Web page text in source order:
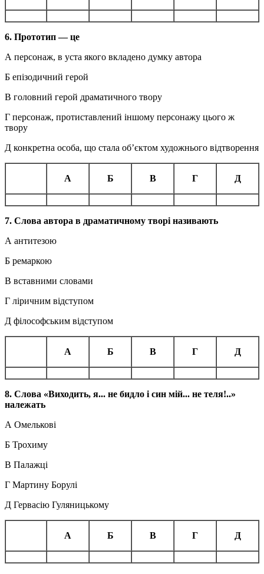
6. Прототип — це
А персонаж, в уста якого вкладено думку автора
Б епізодичний герой
В головний герой драматичного твору
Г персонаж, протиставлений іншому персонажу цього ж
твору
Д конкретна особа, що стала об’єктом художнього відтворення
А Б В Г Д
7. Слова автора в драматичному творі називають
А антитезою
Б ремаркою
В вставними словами
Г ліричним відступом
Д філософським відступом
А Б В Г Д
8. Слова «Виходить, я... не бидло і син мій... не теля!..»
належать
А Омелькові
Б Трохиму
В Палажці
Г Мартину Борулі
Д Гервасію Гуляницькому
А Б В Г Д